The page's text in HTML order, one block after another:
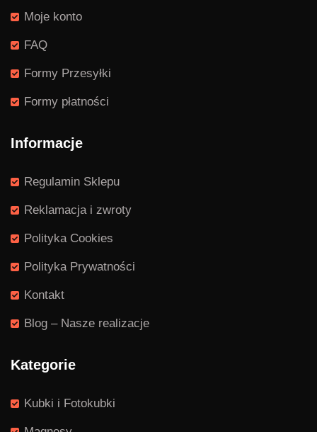
Moje konto
FAQ
Formy Przesyłki
Formy płatności
Informacje
Regulamin Sklepu
Reklamacja i zwroty
Polityka Cookies
Polityka Prywatności
Kontakt
Blog – Nasze realizacje
Kategorie
Kubki i Fotokubki